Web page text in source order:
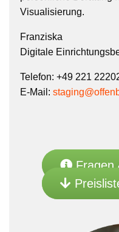
Visualisierung.
Franziska
Digitale
Telefon: +49 221
E-Mail:
Fragen